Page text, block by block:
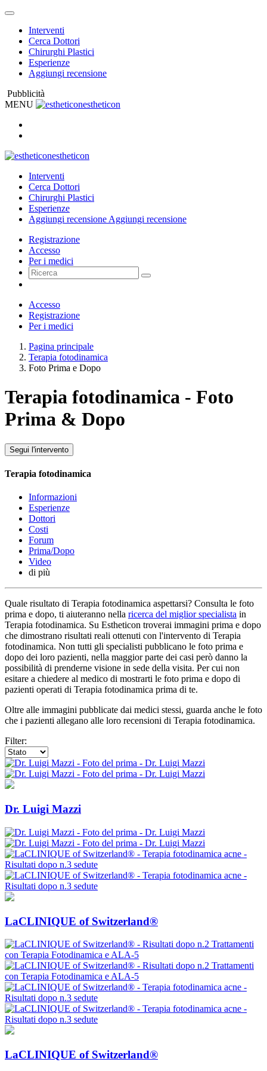
Interventi
Cerca Dottori
Chirurghi Plastici
Esperienze
Aggiungi recensione
Pubblicità
MENU
estheticon
estheticon
Interventi
Cerca Dottori
Chirurghi Plastici
Esperienze
Aggiungi recensione Aggiungi recensione
Registrazione
Accesso
Per i medici
Accesso
Registrazione
Per i medici
Pagina principale
Terapia fotodinamica
Foto Prima e Dopo
Terapia fotodinamica - Foto
Prima & Dopo
Segui l'intervento
Terapia fotodinamica
Informazioni
Esperienze
Dottori
Costi
Forum
Prima/Dopo
Video
di più
Quale risultato di Terapia fotodinamica aspettarsi? Consulta le foto
prima e dopo, ti aiuteranno nella ricerca del miglior specialista in
Terapia fotodinamica. Su Estheticon troverai immagini prima e dopo
che dimostrano risultati reali ottenuti con l'intervento di Terapia
fotodinamica. Non tutti gli specialisti pubblicano le foto prima e
dopo dei loro pazienti, nella maggior parte dei casi però danno la
possibilità di prenderne visione in sede della visita. Per cui non
esitare a chiedere al medico di mostrarti le foto prima e dopo di
pazienti operati di Terapia fotodinamica prima di te.
Oltre alle immagini pubblicate dai medici stessi, guarda anche le foto
che i pazienti allegano alle loro recensioni di Terapia fotodinamica.
Filter:
Dr. Luigi Mazzi
LaCLINIQUE of Switzerland®
LaCLINIQUE of Switzerland®